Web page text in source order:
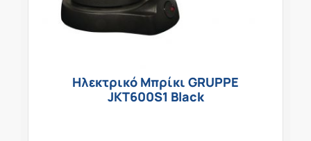
Ηλεκτρικό Μπρίκι GRUPPE
JKT600S1 Black